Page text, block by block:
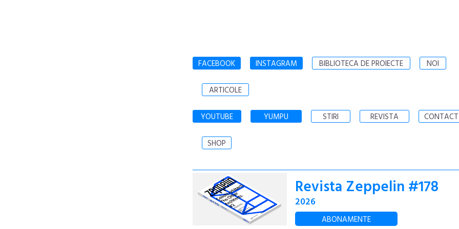
FACEBOOK INSTAGRAM BIBLIOTECA DE PROIECTE NOI
ARTICOLE
YOUTUBE YUMPU STIRI REVISTA CONTACT
SHOP
Revista Zeppelin #178
2026
ABONAMENTE